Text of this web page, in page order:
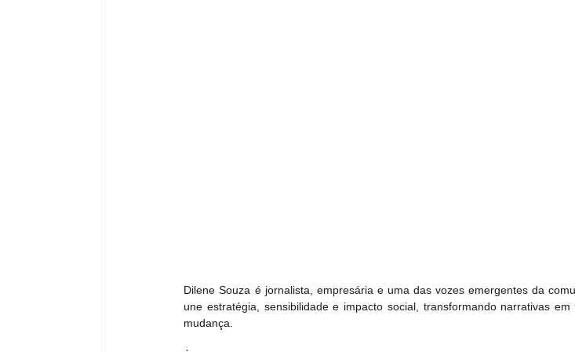
Dilene Souza é jornalista, empresária e uma das vozes emergentes da
une estratégia, sensibilidade e impacto social, transformando narrativas
mudança.